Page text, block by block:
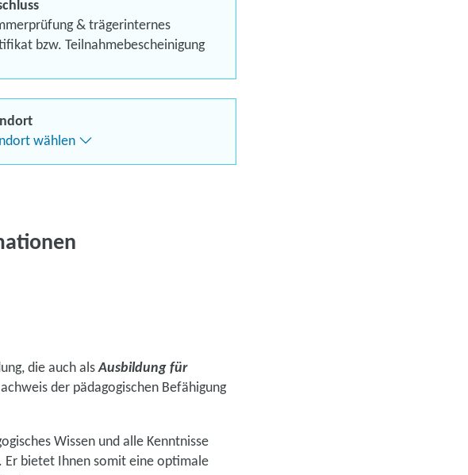
garantiert!& trägerinternes
bzw. Teilnahmebescheinigung
wählen
die auch alsAusbildung für
der pädagogischen Befähigung
Wissen und alle Kenntnisse
Er bietet Ihnen somit eine optimale